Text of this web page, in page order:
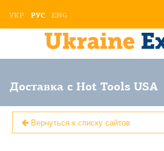
УКР РУС ENG
Доставка с Hot Tools USA
Вернуться к списку сайтов